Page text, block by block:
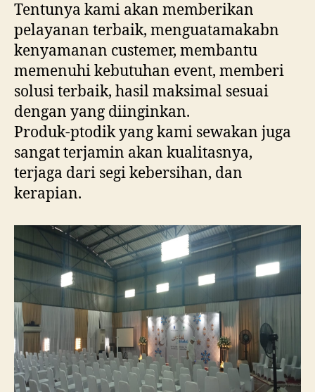
Tentunya kami akan memberikan
pelayanan terbaik, menguatamakabn
kenyamanan custemer, membantu
memenuhi kebutuhan event, memberi
solusi terbaik, hasil maksimal sesuai
dengan yang diinginkan.
Produk-ptodik yang kami sewakan juga
sangat terjamin akan kualitasnya,
terjaga dari segi kebersihan, dan
kerapian.